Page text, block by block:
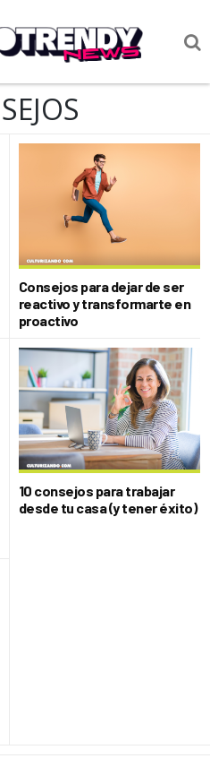
Consejos para dejar de ser
reactivo y transformarte en
proactivo
10 consejos para trabajar
desde tu casa (y tener éxito)